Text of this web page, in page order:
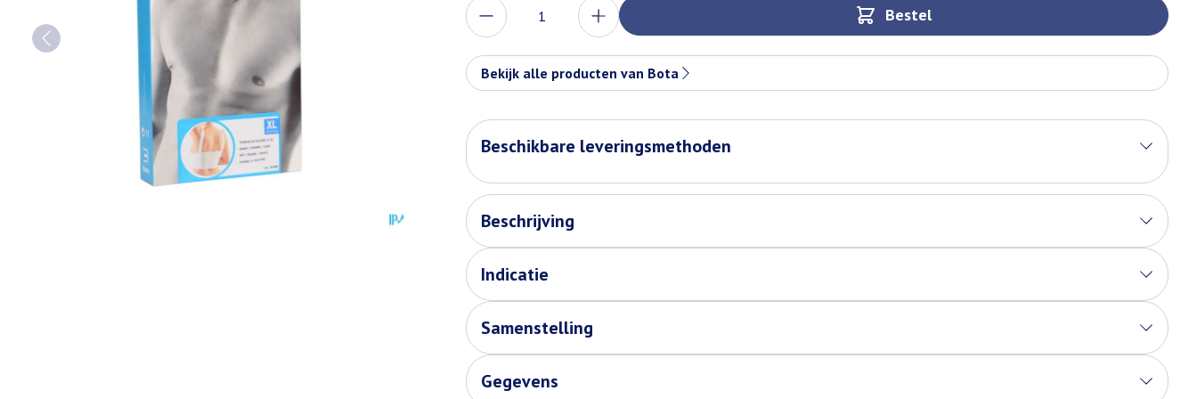
Aantal
Bestel
Bekijk alle producten van Bota
Beschikbare leveringsmethoden
Beschrijving
Indicatie
Samenstelling
Gegevens